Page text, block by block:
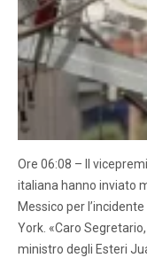
Ore 06:08 – Il
italiana hanno inviato
Messico per
York. «Caro
ministro degli Esteri